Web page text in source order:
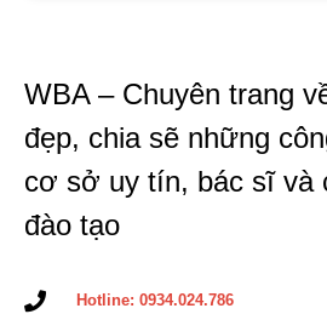
WBA – Chuyên trang
đẹp, chia sẽ những
cơ sở uy tín, bác sĩ và
đào tạo
Hotline: 0934.024.786